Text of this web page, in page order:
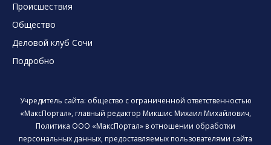
Происшествия
Общество
Деловой клуб Сочи
Подробно
Учредитель сайта: общество с ограниченной ответственностью
«МаксПортал», главный редактор Микшис Михаил Михайлович,
Политика ООО «МаксПортал» в отношении обработки
персональных данных, предоставляемых пользователями сайта